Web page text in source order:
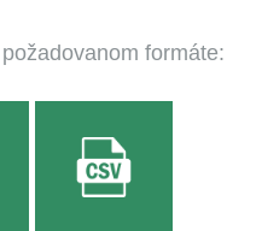
formáte: